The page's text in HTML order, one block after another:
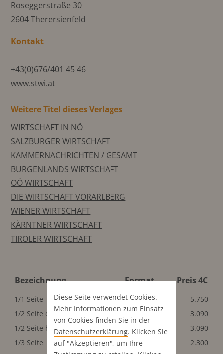
Roseggerstraße 30
2604 Therersienfeld
Kontakt
+43(0)676/401 45 46
www.stwi.at
Weitere Titel dieses Verlages
WIRTSCHAFT IN NÖ
SALZBURGER WIRTSCHAFT
KAMMERNACHRICHTEN / GESAMT
BURGENLANDS WIRTSCHAFT
OÖ WIRTSCHAFT
DIE WIRTSCHAFT VORARLBERG
WIENER WIRTSCHAFT
KÄRNTNER WIRTSCHAFT
TIROLER WIRTSCHAFT
Bezeichnung Format Preis 4C
1/1 Seite 200x260 mm
5.750
1/2 Seite quer
200x128 mm
3.090
1/2 Seite hoch
98x260 mm
3.090
1/3 Seite
200x85 mm
2.300
Diese Seite verwendet Cookies.
Mehr Informationen zum Einsatz
von Cookies finden Sie in der
Datenschutz­erklärung. Klicken Sie
auf "Akzeptieren", um Ihre